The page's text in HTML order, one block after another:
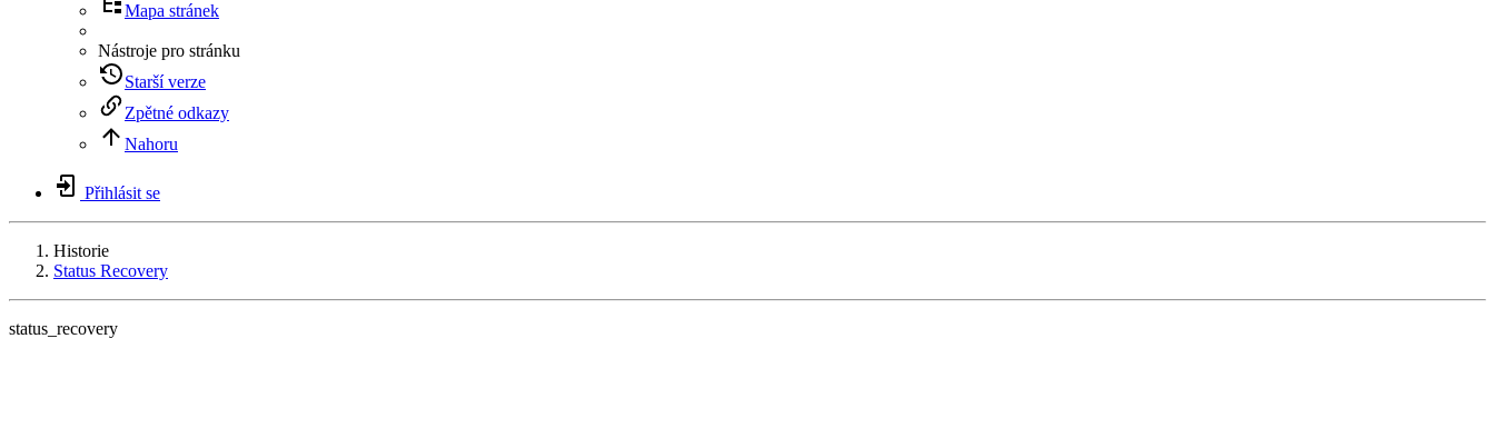
Mapa stránek
Nástroje pro stránku
Starší verze
Zpětné odkazy
Nahoru
Přihlásit se
Historie
Status Recovery
status_recovery